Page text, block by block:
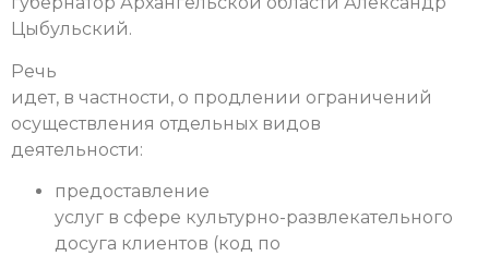
Цыбульский.
Речь
идет, в частности, о продлении ограничений
осуществления отдельных видов
деятельности:
предоставление
услуг в сфере культурно-развлекательного
досуга клиентов (код по